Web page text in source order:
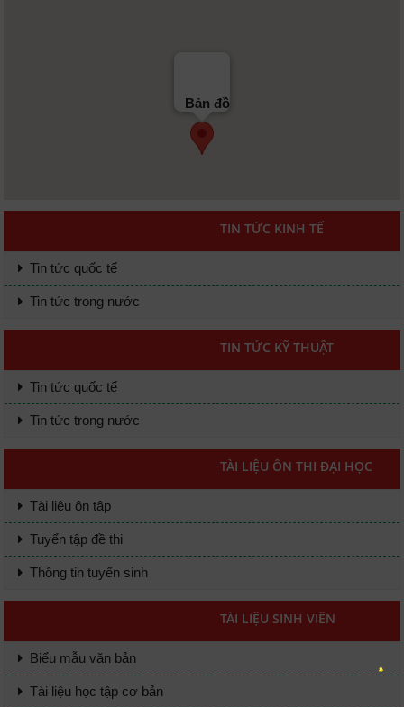
Bản đồ
TIN TỨC KINH TẾ
Tin tức quốc tế
Tin tức trong nước
TIN TỨC KỸ THUẬT
Tin tức quốc tế
Tin tức trong nước
TÀI LIỆU ÔN THI ĐẠI HỌC
Tài liệu ôn tập
Tuyển tập đề thi
Thông tin tuyển sinh
TÀI LIỆU SINH VIÊN
Biểu mẫu văn bản
Tài liệu học tập cơ bản